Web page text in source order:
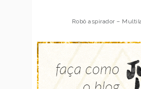
Robô aspirador –